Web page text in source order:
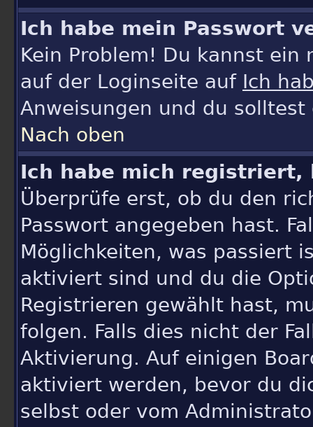
Ich habe mein Passwort
Kein Problem! Du kannst ein
auf der Loginseite auf Ich
Anweisungen und du
Nach oben
Ich habe mich registriert,
Überprüfe erst, ob du den
Passwort angegeben hast.
Möglichkeiten, was passiert
aktiviert sind und du die
Registrieren gewählt hast,
folgen. Falls dies nicht der
Aktivierung. Auf einigen
aktiviert werden, bevor du
selbst oder vom